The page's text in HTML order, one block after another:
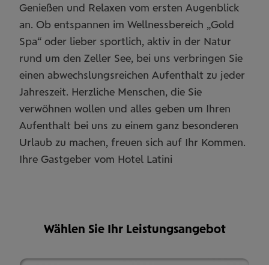
Genießen und Relaxen vom ersten Augenblick
an. Ob entspannen im Wellnessbereich „Gold
Spa“ oder lieber sportlich, aktiv in der Natur
rund um den Zeller See, bei uns verbringen Sie
einen abwechslungsreichen Aufenthalt zu jeder
Jahreszeit. Herzliche Menschen, die Sie
verwöhnen wollen und alles geben um Ihren
Aufenthalt bei uns zu einem ganz besonderen
Urlaub zu machen, freuen sich auf Ihr Kommen.
Ihre Gastgeber vom Hotel Latini
Wählen Sie Ihr Leistungsangebot